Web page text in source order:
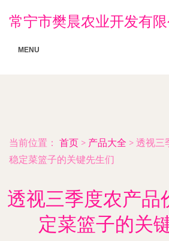
常宁市樊晨农业开发有限
MENU
当前位置： 首页 > 产品大全 > 透视三
稳定菜篮子的关键先生们
透视三季度农产品
定菜篮子的关